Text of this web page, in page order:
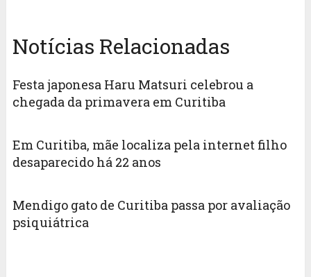
Notícias Relacionadas
Festa japonesa Haru Matsuri celebrou a
chegada da primavera em Curitiba
Em Curitiba, mãe localiza pela internet filho
desaparecido há 22 anos
Mendigo gato de Curitiba passa por avaliação
psiquiátrica